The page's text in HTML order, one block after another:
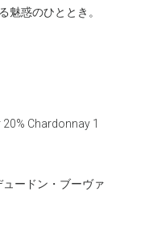
魅惑のひととき。
Chardonnay 1
ードン・ブーヴァ